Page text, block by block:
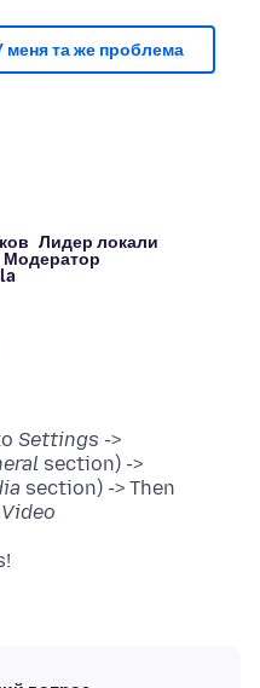
меня та же проблема
Лидер локали
Модератор
Settings ->
section) ->
section) -> Then